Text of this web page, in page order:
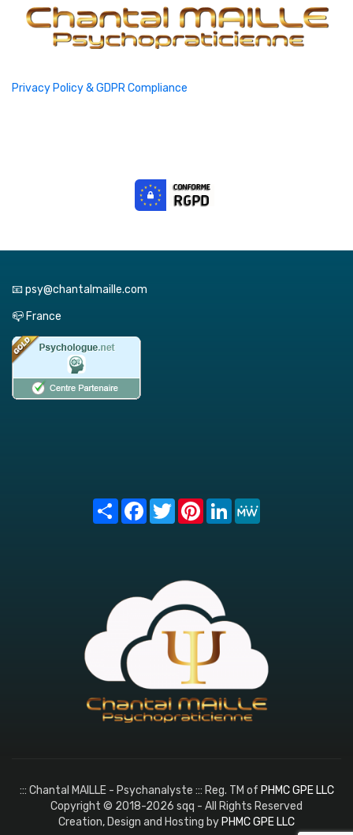
Privacy Policy & GDPR Compliance
📧 psy@chantalmaille.com
📪 France
Share FacebookTwitterPinterest
LinkedIn
::: Chantal MAILLE - Psychanalyste ::: Reg. TM of PHMC GPE LLC
Copyright © 2018-2026 sqq - All Rights Reserved
Creation, Design and Hosting by PHMC GPE LLC